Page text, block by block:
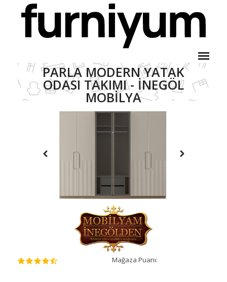
PARLA MODERN YATAK
ODASI TAKIMI - İNEGÖL
MOBILYA
Anasayfa Ürünler
Parla Modern Yatak Odası
Mağaza Puanı: